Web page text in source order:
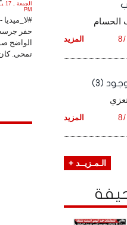
PM
حفر
الواضح
تمحى. كان
الحسام
المزيد
(3)
المزيد
الـمـزيــد +